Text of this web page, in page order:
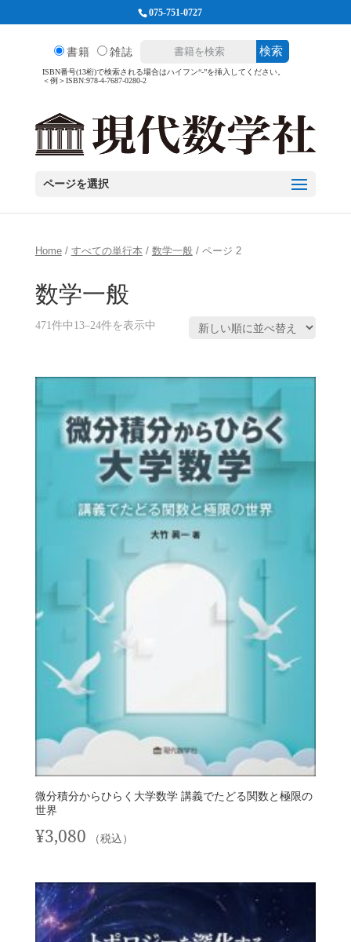
075-751-0727
書籍 雑誌 検索
ISBN番号(13桁)で検索される場合はハイフン“-”を挿入してください。
＜例＞ISBN:978-4-7687-0280-2
ページを選択
Home/ すべての単行本 / 数学一般 / ページ 2
数学一般
471件中13–24件を表示中
微分積分からひらく大学数学 講義でたどる関数と極限の
世界
¥3,080 （税込）